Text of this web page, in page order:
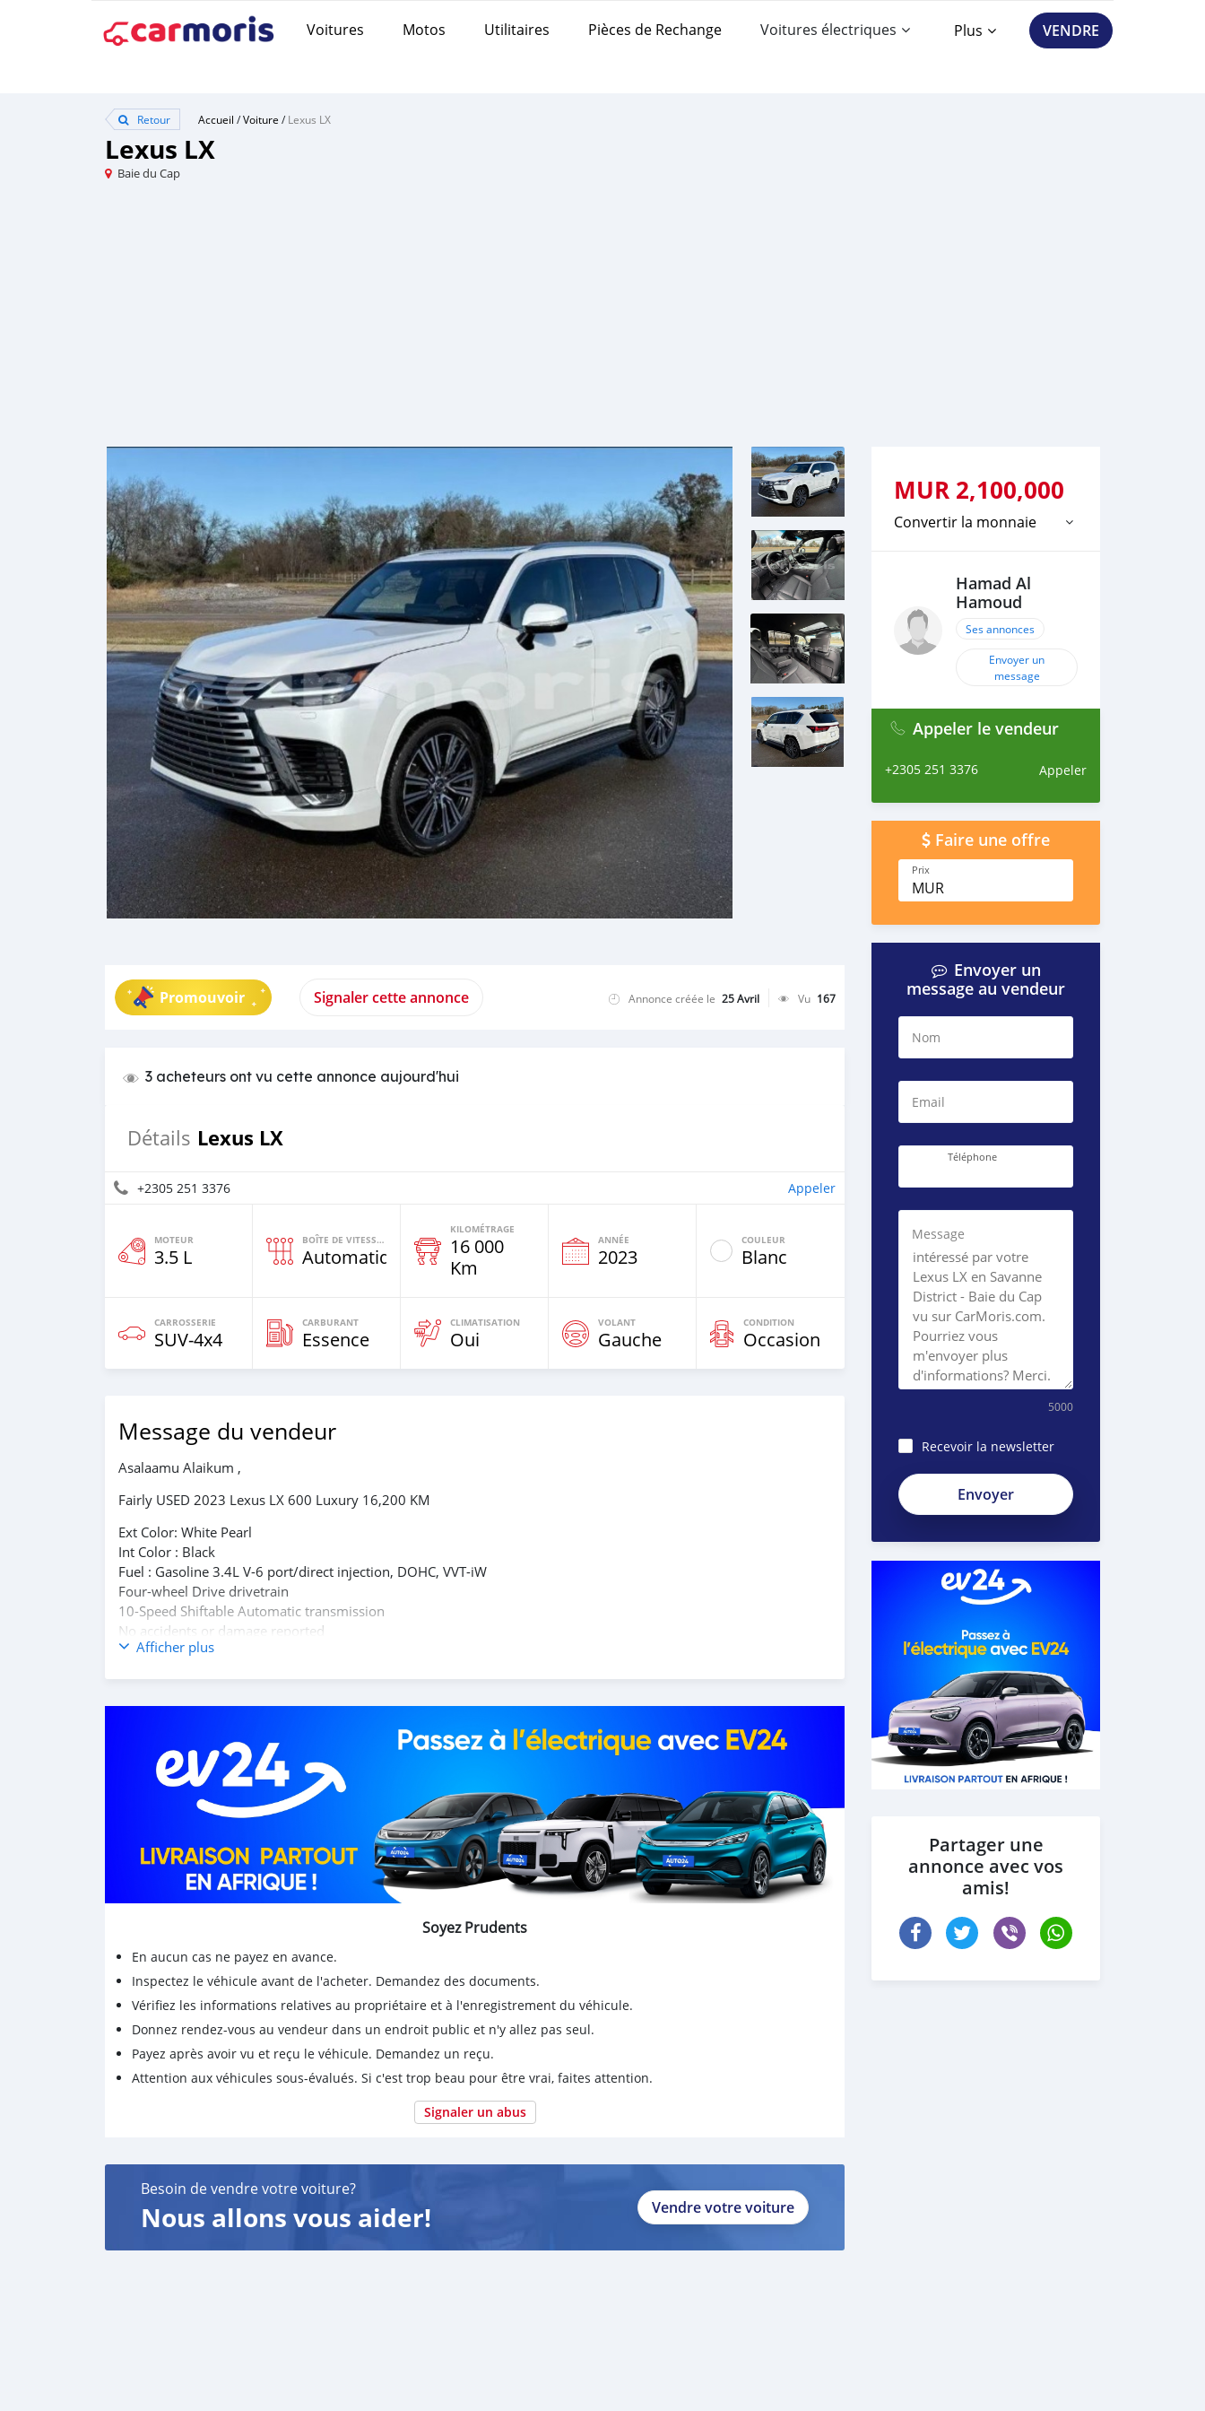
Voitures Motos Utilitaires Pièces de Rechange Voitures électriques Plus VENDRE
Retour Accueil /Voiture /Lexus LX
Lexus LX
Baie du Cap
Promouvoir Signaler cette annonce Annonce créée le 25 Avril Vu 167
3 acheteurs ont vu cette annonce aujourd'hui
Détails Lexus LX
+2305 251 3376 Appeler
MOTEUR
3.5 L
BOÎTE DE VITESSES
Automatique
KILOMÉTRAGE
16 000
Km
ANNÉE
2023
COULEUR
Blanc
CARROSSERIE
SUV‒4x4
CARBURANT
Essence
CLIMATISATION
Oui
VOLANT
Gauche
CONDITION
Occasion
Message du vendeur
Asalaamu Alaikum ,
Fairly USED 2023 Lexus LX 600 Luxury 16,200 KM
Ext Color: White Pearl
Int Color : Black
Fuel : Gasoline 3.4L V-6 port/direct injection, DOHC, VVT-iW
Four-wheel Drive drivetrain
10-Speed Shiftable Automatic transmission
No accidents or damage reported
Buy/ Drive + Lexus Warranty Middle East
Original Papers
Mssg : mdhamad1402@hotmail.com
Kindly Wats ap : +31651774422
Afficher plus
Soyez Prudents
En aucun cas ne payez en avance.
Inspectez le véhicule avant de l'acheter. Demandez des documents.
Vérifiez les informations relatives au propriétaire et à l'enregistrement du véhicule.
Donnez rendez-vous au vendeur dans un endroit public et n'y allez pas seul.
Payez après avoir vu et reçu le véhicule. Demandez un reçu.
Attention aux véhicules sous-évalués. Si c'est trop beau pour être vrai, faites attention.
Signaler un abus
Besoin de vendre votre voiture?
Nous allons vous aider! Vendre votre voiture
MUR 2,100,000
Convertir la monnaie
Hamad Al
Hamoud
Ses annonces
Envoyer un
message
Appeler le vendeur
+2305 251 3376 Appeler
Faire une offre
Prix
MUR
Envoyer un
message au vendeur
Nom
Email
Téléphone
Message
5000
Recevoir la newsletter
Partager une
annonce avec vos
amis!